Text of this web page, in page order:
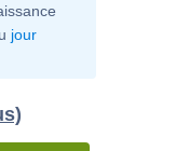
jour